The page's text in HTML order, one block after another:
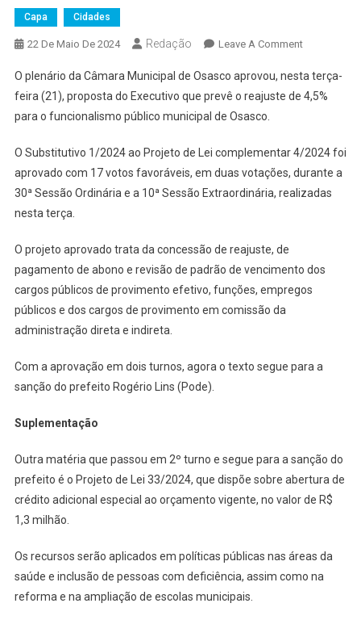
Capa Cidades
22 De Maio De 2024 Redação Leave A CommentOn
Aprova
Reajuste
Da
Prefeitura
De
O plenário da Câmara Municipal de Osasco aprovou, nesta terça-
feira (21), proposta do Executivo que prevê o reajuste de 4,5%
para o funcionalismo público municipal de Osasco.
O Substitutivo 1/2024 ao Projeto de Lei complementar 4/2024 foi
aprovado com 17 votos favoráveis, em duas votações, durante a
30ª Sessão Ordinária e a 10ª Sessão Extraordinária, realizadas
nesta terça.
O projeto aprovado trata da concessão de reajuste, de
pagamento de abono e revisão de padrão de vencimento dos
cargos públicos de provimento efetivo, funções, empregos
públicos e dos cargos de provimento em comissão da
administração direta e indireta.
Com a aprovação em dois turnos, agora o texto segue para a
sanção do prefeito Rogério Lins (Pode).
Suplementação
Outra matéria que passou em 2º turno e segue para a sanção do
prefeito é o Projeto de Lei 33/2024, que dispõe sobre abertura de
crédito adicional especial ao orçamento vigente, no valor de R$
1,3 milhão.
Os recursos serão aplicados em políticas públicas nas áreas da
saúde e inclusão de pessoas com deficiência, assim como na
reforma e na ampliação de escolas municipais.